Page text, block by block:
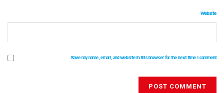
Website
Save my name, email, and website in this browser for the next time I comment.